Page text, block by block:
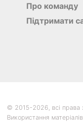
Про команду
Підтримати
© 2015-2026, всі права
Використання